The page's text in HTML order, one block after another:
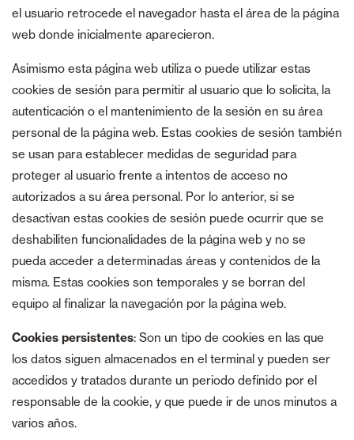
el usuario retrocede el navegador hasta el área de la página
web donde inicialmente aparecieron.
Asimismo esta página web utiliza o puede utilizar estas
cookies de sesión para permitir al usuario que lo solicita, la
autenticación o el mantenimiento de la sesión en su área
personal de la página web. Estas cookies de sesión también
se usan para establecer medidas de seguridad para
proteger al usuario frente a intentos de acceso no
autorizados a su área personal. Por lo anterior, si se
desactivan estas cookies de sesión puede ocurrir que se
deshabiliten funcionalidades de la página web y no se
pueda acceder a determinadas áreas y contenidos de la
misma. Estas cookies son temporales y se borran del
equipo al finalizar la navegación por la página web.
Cookies persistentes: Son un tipo de cookies en las que
los datos siguen almacenados en el terminal y pueden ser
accedidos y tratados durante un periodo definido por el
responsable de la cookie, y que puede ir de unos minutos a
varios años.